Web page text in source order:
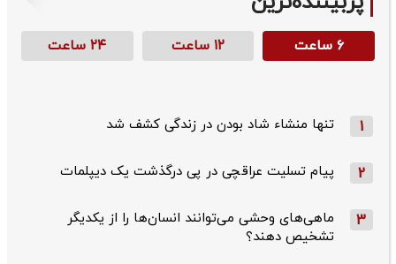
۶ ساعت ۱۲ ساعت ۲۴ ساعت
1 تنها منشاء شاد بودن در زندگی کشف شد
2 پیام تسلیت عراقچی در پی درگذشت یک دیپلمات
3
ماهی‌های وحشی می‌توانند انسان‌ها را از یکدیگر
تشخیص دهند؟